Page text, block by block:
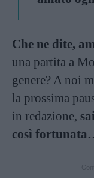
Che ne dite,
una partita a
genere? A noi
la prossima
in redazione,
così